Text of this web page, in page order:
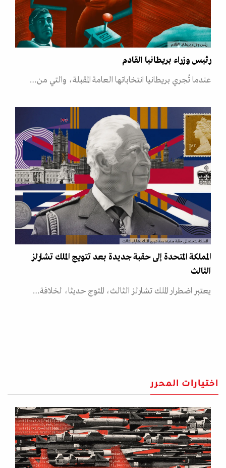
رئيس وزراء بريطانيا القادم
رئيس وزراء بريطانيا القادم
عندما تُجري بريطانيا انتخاباتها العامة المقبلة، والتي من…
المملكة المتحدة إلى حقبة جديدة بعد تتويج الملك تشارلز الثالث
المملكة المتحدة إلى حقبة جديدة بعد تتويج الملك تشارلز
الثالث
يعتبر اضطرار الملك تشارلز الثالث، المتوج حديثا، لخلافة…
اختيارات المحرر